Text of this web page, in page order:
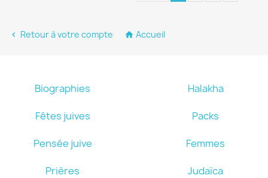
 Retour à votre compte  Accueil
Biographies Halakha
Fêtes juives Packs
Pensée juive Femmes
Prières Judaïca